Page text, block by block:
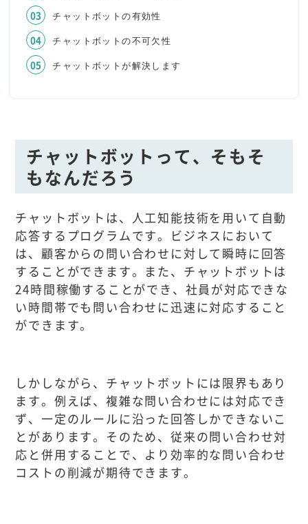
チャットボットの有効性
チャットボットの不可欠性
チャットボットが解決します
チャットボットって、そもそ
もなんだろう
チャットボットは、人工知能技術を用いて自動
応答するプログラムです。ビジネスにおいて
は、顧客からの問い合わせに対して瞬時に回答
することができます。また、チャットボットは
24時間稼働することができ、社員が対応できな
い時間帯でも問い合わせに迅速に対応すること
ができます。
しかしながら、チャットボットには限界もあり
ます。例えば、複雑な問い合わせには対応でき
ず、一定のルールに沿った回答しかできないこ
とがあります。そのため、従来の問い合わせ対
応と併用することで、より効率的な問い合わせ
コストの削減が期待できます。